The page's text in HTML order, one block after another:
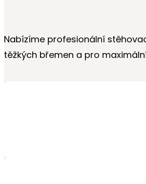
Nabízíme profesionální
těžkých břemen a pro